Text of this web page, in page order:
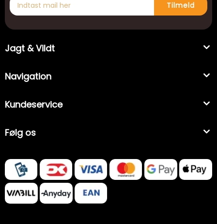
Tilmeld
Jagt & Vildt
Navigation
Kundeservice
Følg os